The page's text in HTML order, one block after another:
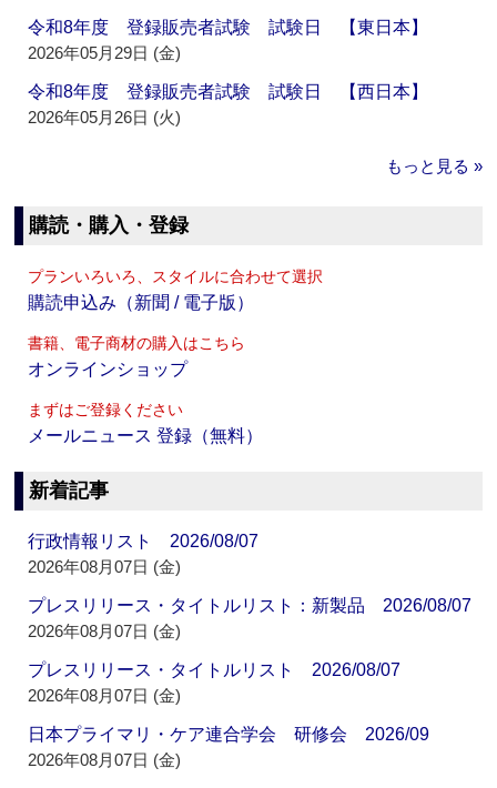
令和8年度 登録販売者試験 試験日 【東日本】
2026年05月29日 (金)
令和8年度 登録販売者試験 試験日 【西日本】
2026年05月26日 (火)
もっと見る »
購読・購入・登録
プランいろいろ、スタイルに合わせて選択
購読申込み（新聞 / 電子版）
書籍、電子商材の購入はこちら
オンラインショップ
まずはご登録ください
メールニュース 登録（無料）
新着記事
行政情報リスト 2026/08/07
2026年08月07日 (金)
プレスリリース・タイトルリスト：新製品 2026/08/07
2026年08月07日 (金)
プレスリリース・タイトルリスト 2026/08/07
2026年08月07日 (金)
日本プライマリ・ケア連合学会 研修会 2026/09
2026年08月07日 (金)